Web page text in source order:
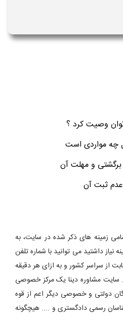
توان وصیت کرد ؟
چه مواردی است
و مهلت آن
ثبت آن
زمینه های ذکر شده در سایت، به
داشتید می توانید با شماره تلفن
تلفن ثابت از سراسر کشور و به ازای هر دقیقه
باشید. سایت مشاوره دینا یک مرکز خصوصی
دولتی و خصوصی دیگر اعم از قوه
رسمی دادگستری و .... هیچگونه